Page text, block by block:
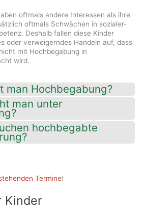
oftmals andere Interessen als ihre
oftmals Schwächen in sozialer-
Deshalb fallen diese Kinder
oder verweigerndes Handeln auf, dass
mit Hochbegabung in
wird.
man Hochbegabung?
man unter
hochbegabte
Termine!
Kinder